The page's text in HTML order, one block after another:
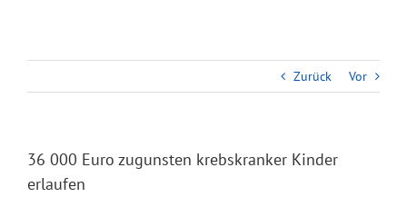
Zurück Vor
36 000 Euro zugunsten krebskranker Kinder
erlaufen